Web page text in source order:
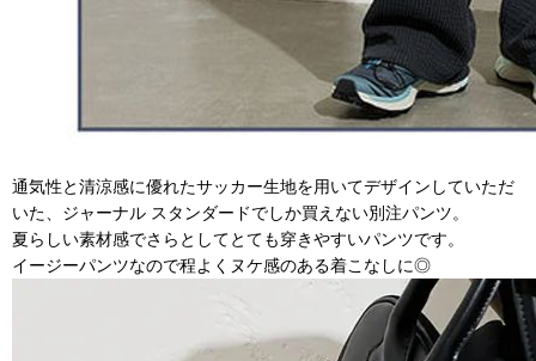
通気性と清涼感に優れたサッカー生地を用いてデザインしていただ
いた、ジャーナル スタンダードでしか買えない別注パンツ。
夏らしい素材感でさらとしてとても穿きやすいパンツです。
イージーパンツなので程よくヌケ感のある着こなしに◎